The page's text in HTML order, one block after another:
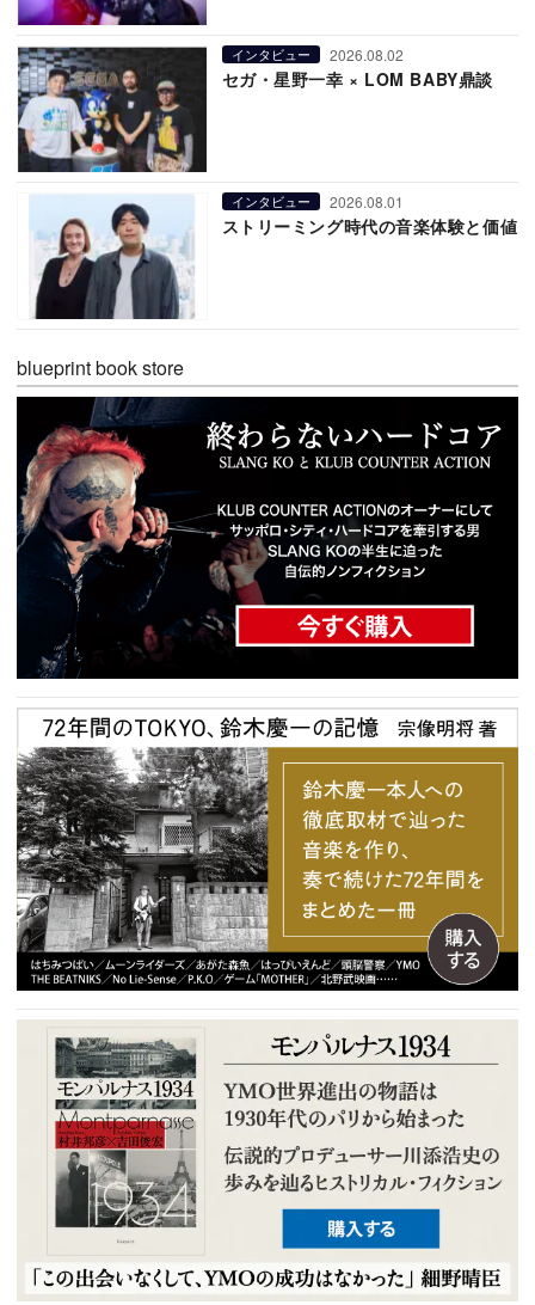
インタビュー 2026.08.02
セガ・星野一幸 × LOM BABY鼎談
インタビュー 2026.08.01
ストリーミング時代の音楽体験と価値
blueprint book store